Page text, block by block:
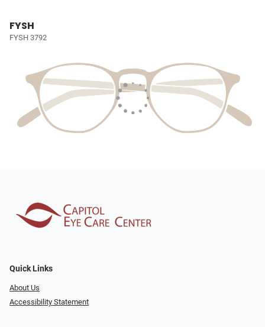
FYSH
FYSH 3792
Quick Links
About Us
Accessibility Statement